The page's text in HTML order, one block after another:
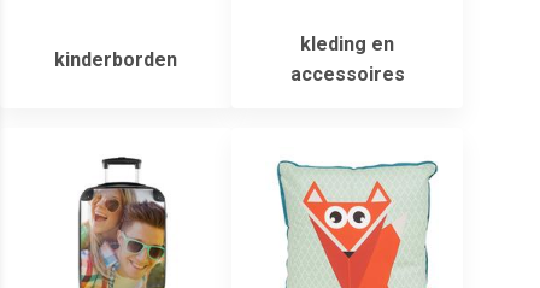
kinderborden
kleding en
accessoires